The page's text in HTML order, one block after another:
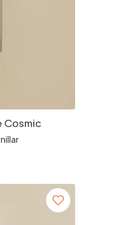
Cosmic